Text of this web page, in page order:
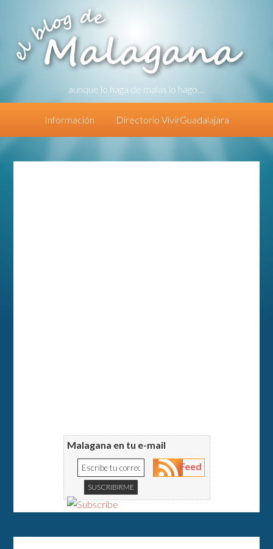
aunque lo haga de malas lo hago....
Información Directorio VivirGuadalajara
Malagana en tu e-mail
Feed